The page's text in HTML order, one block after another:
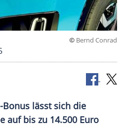
© Bernd Conrad
lässt sich die
auf bis zu 14.500 Euro